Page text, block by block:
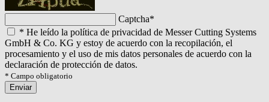
Captcha*
* He leído la política de privacidad de Messer Cutting Systems
GmbH & Co. KG y estoy de acuerdo con la recopilación, el
procesamiento y el uso de mis datos personales de acuerdo con la
declaración de protección de datos.
* Campo obligatorio
Enviar